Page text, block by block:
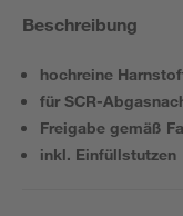
Beschreibung
hochreine
für SCR-
Freigabe gemäß
inkl. Einfüllstutzen